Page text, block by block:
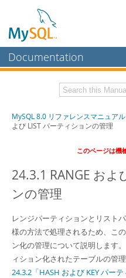
Documentation
MySQL Enterprise
Workbench
Connectors
MySQL.com
Downloads
Developer Zone
Download this Manual
MySQL 8.0 リファレンスマニュアル
よび LIST パーティションの管理
このページは機
24.3.1 RANGE およ
ンの管理
レンジパーティションとリスト
様の方法で処理されるため、こ
ン化の管理について説明します
ィション化されたテーブルの管理
24.3.2「HASH および KEY パーテ